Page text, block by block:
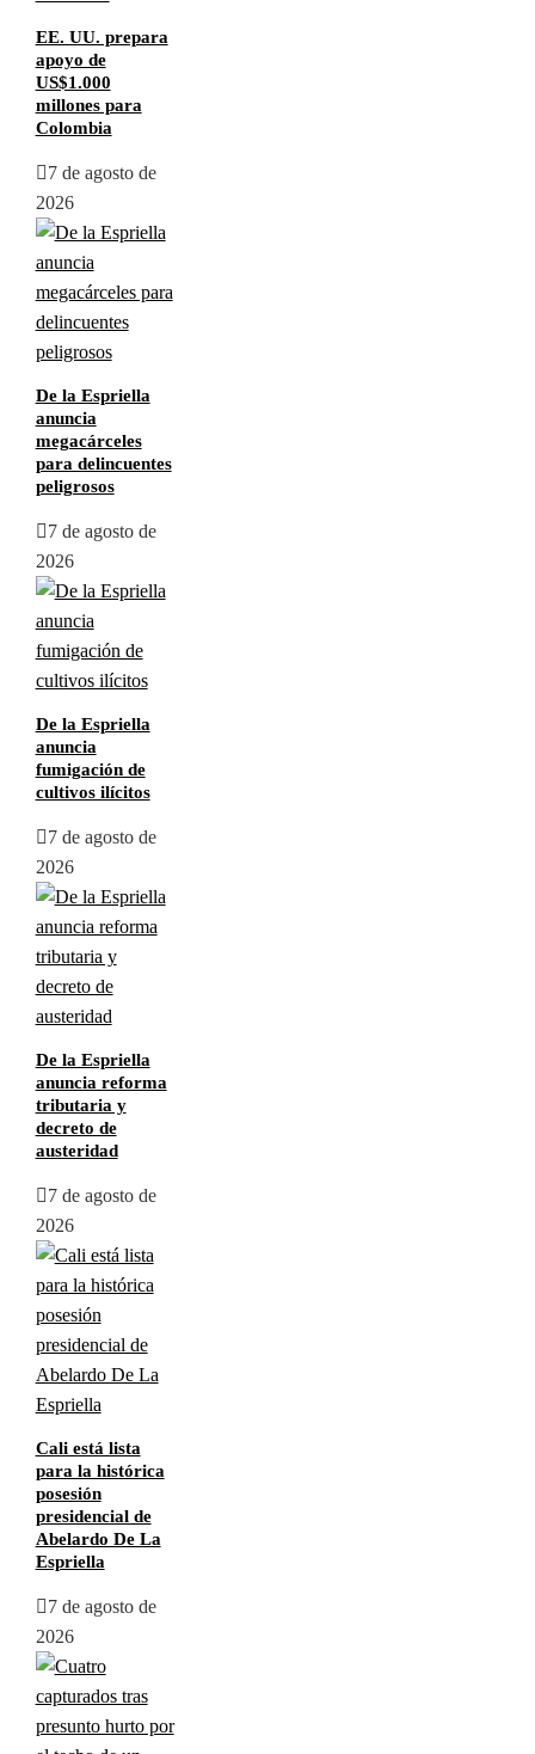
EE. UU. prepara
apoyo de
US$1.000
millones para
Colombia
7 de agosto de
2026
De la Espriella
anuncia
megacárceles
para delincuentes
peligrosos
7 de agosto de
2026
De la Espriella
anuncia
fumigación de
cultivos ilícitos
7 de agosto de
2026
De la Espriella
anuncia reforma
tributaria y
decreto de
austeridad
7 de agosto de
2026
Cali está lista
para la histórica
posesión
presidencial de
Abelardo De La
Espriella
7 de agosto de
2026